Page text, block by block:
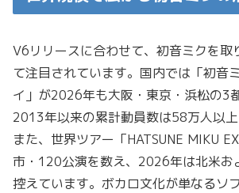
V6リリースに合わせて、初音ミクを取
て注目されています。国内では「初音
イ」が2026年も大阪・東京・浜松の3
2013年以来の累計動員数は58万人以上
また、世界ツアー「HATSUNE MIKU
市・120公演を数え、2026年は北米お
控えています。ボカロ文化が単なるソ